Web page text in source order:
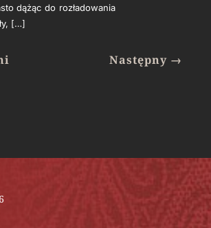
dążąc do rozładowania
[…]
Następny→